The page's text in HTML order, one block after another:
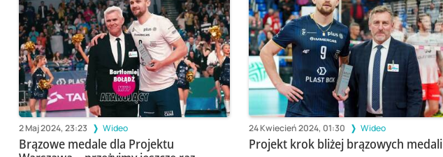
2 Maj 2024, 23:23 Wideo
Brązowe medale dla Projektu
24 Kwiecień 2024, 01:30 Wideo
Projekt krok bliżej brązowych medali